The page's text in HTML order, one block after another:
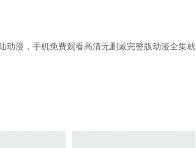
动漫，手机免费观看高清无删减完整版动漫全集就